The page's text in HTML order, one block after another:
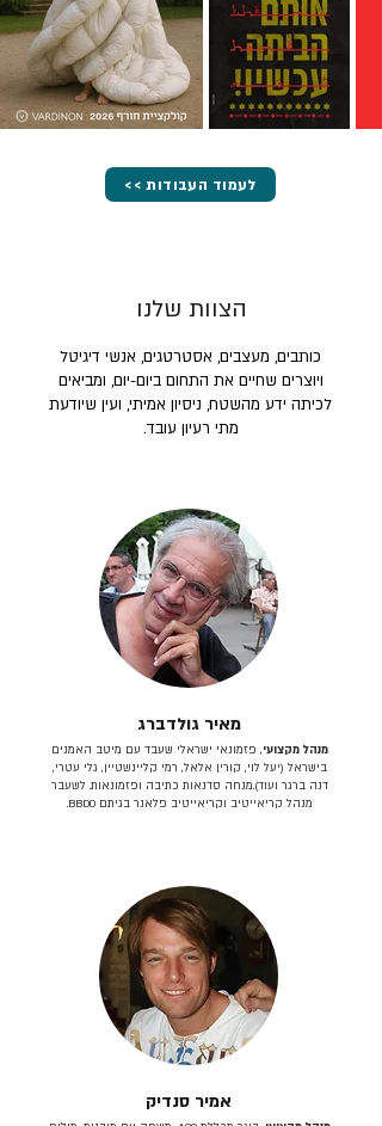
<< לעמוד העבודות
הצוות שלנו
כותבים, מעצבים, אסטרטגים, אנשי דיגיטל
ויוצרים שחיים את התחום ביום-יום, ומביאים
לכיתה ידע מהשטח, ניסיון אמיתי, ועין שיודעת
מתי רעיון עובד.
מאיר גולדברג
מנהל מקצועי, פזמונאי ישראלי שעבד עם מיטב האמנים
בישראל (יעל לוי, קורין אלאל, רמי קליינשטיין, גלי עטרי,
דנה ברגר ועוד).מנחה סדנאות כתיבה ופזמונאות. לשעבר
מנהל קריאייטיב וקריאייטיב פלאנר בגיתם BBDO.
אמיר סנדיק